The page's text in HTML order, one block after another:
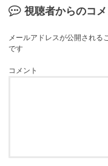
視聴者からのコメ
メールアドレスが公開される
です
コメント